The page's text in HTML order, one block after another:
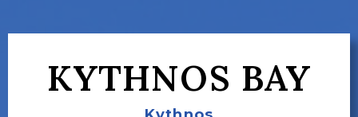
KYTHNOS BAY